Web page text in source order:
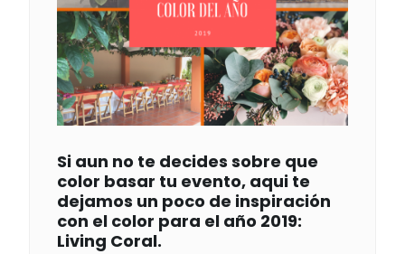
Si aun no te decides sobre que
color basar tu evento, aqui te
dejamos un poco de inspiración
con el color para el año 2019:
Living Coral.